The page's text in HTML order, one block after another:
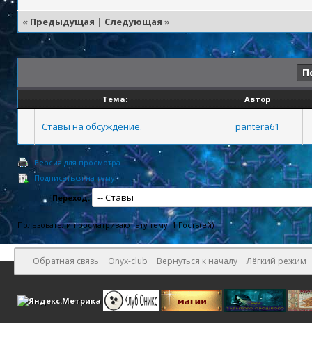
« Предыдущая | Следующая »
Тема: Автор
Ставы на обсуждение. pantera61
Версия для просмотра
Подписаться на тему
Переход:
Пользователи просматривают эту тему: 1 Гость(ей)
Обратная связь Onyx-club Вернуться к началу Лёгкий режим